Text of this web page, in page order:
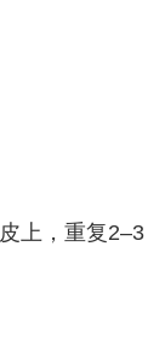
上，重复2–3